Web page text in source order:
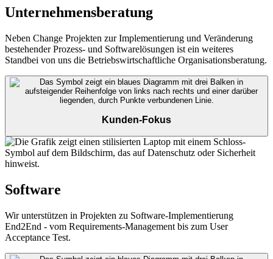
Unternehmensberatung
Neben Change Projekten zur Implementierung und Veränderung
bestehender Prozess- und Softwarelösungen ist ein weiteres
Standbei von uns die Betriebswirtschaftliche Organisationsberatung.
Kunden-Fokus
Software
Wir unterstützen in Projekten zu Software-Implementierung
End2End - vom Requirements-Management bis zum User
Acceptance Test.